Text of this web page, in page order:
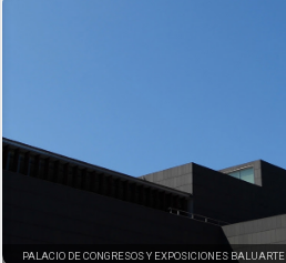
PALACIO DE CONGRESOS Y EXPOSICIONES BALUARTE